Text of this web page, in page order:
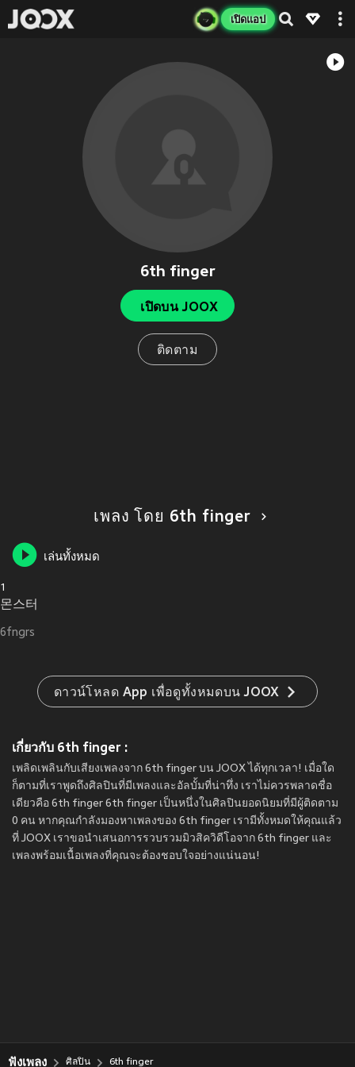
เปิดแอป
6th finger
เปิดบน JOOX
ติดตาม
เพลง โดย 6th finger
เล่นทั้งหมด
1
몬스터
6fngrs
ดาวน์โหลด App เพื่อดูทั้งหมดบน JOOX
เกี่ยวกับ 6th finger :
เพลิดเพลินกับเสียงเพลงจาก 6th finger บน JOOX ได้ทุกเวลา! เมื่อใด
ก็ตามที่เราพูดถึงศิลปินที่มีเพลงและอัลบั้มที่น่าทึ่ง เราไม่ควรพลาดชื่อ
เดียวคือ 6th finger 6th finger เป็นหนึ่งในศิลปินยอดนิยมที่มีผู้ติดตาม
0 คน หากคุณกำลังมองหาเพลงของ 6th finger เรามีทั้งหมดให้คุณแล้ว
ที่ JOOX เราขอนำเสนอการรวบรวมมิวสิควิดีโอจาก 6th finger และ
เพลงพร้อมเนื้อเพลงที่คุณจะต้องชอบใจอย่างแน่นอน!
ฟังเพลง ศิลปิน 6th finger